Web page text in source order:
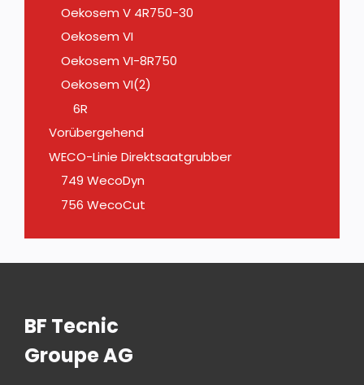
Oekosem V 4R750-30
Oekosem VI
Oekosem VI-8R750
Oekosem VI(2)
6R
Vorübergehend
WECO-Linie Direktsaatgrubber
749 WecoDyn
756 WecoCut
BF Tecnic
Groupe AG